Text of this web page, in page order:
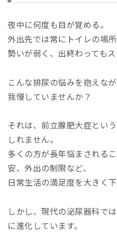
夜中に何度も目が覚める。
外出先では常にトイレの場所
勢いが弱く、出終わっても
こんな排尿の悩みを抱えな
我慢していませんか？
それは、前立腺肥大症とい
しれません。
多くの方が長年悩まされる
安、外出の制限など、
日常生活の満足度を大きく下
しかし、現代の泌尿器科では
に進化しています。